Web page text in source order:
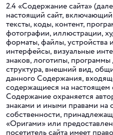
2.4 «Содержание сайта»
настоящий сайт,
тексты, коды, контент,
фотографии, иллюстрации,
форматы, файлы, устройства
интерфейсы, визуальные
знаков, логотипы,
структура, внешний вид,
данного Содержания,
содержащиеся на настоящем
Содержание охраняется
знаками и иными правами на
собственности,
«Оригами» или